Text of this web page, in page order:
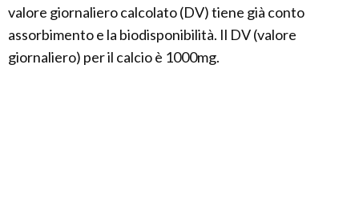
valore giornaliero calcolato (DV) tiene già conto
assorbimento e la biodisponibilità. Il DV (valore
giornaliero) per il calcio è 1000mg.